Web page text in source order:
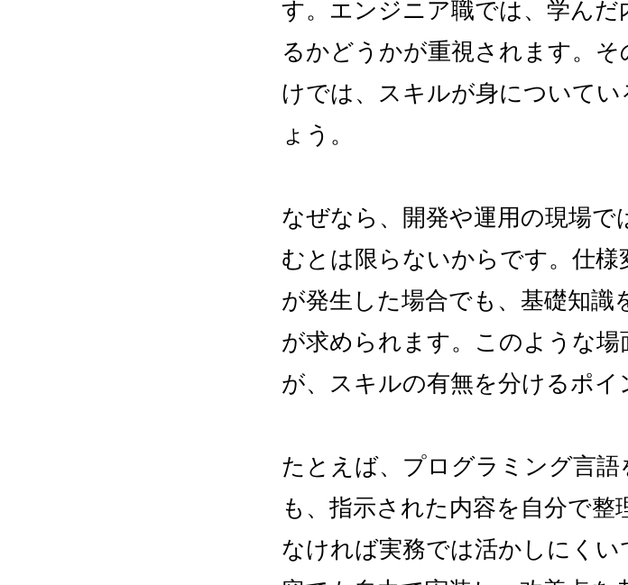
す。エンジニア職では、学んだ
るかどうかが重視されます。
けでは、スキルが身について
ょう。
なぜなら、開発や運用の現場で
むとは限らないからです。仕
が発生した場合でも、基礎知識
が求められます。このような
が、スキルの有無を分けるポイ
たとえば、プログラミング言
も、指示された内容を自分で整
なければ実務では活かしにく